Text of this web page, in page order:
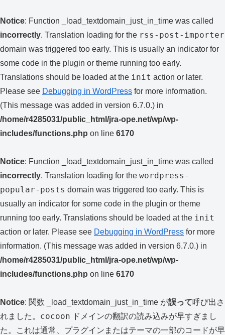
Notice: Function _load_textdomain_just_in_time was called
incorrectly. Translation loading for the rss-post-importer
domain was triggered too early. This is usually an indicator for
some code in the plugin or theme running too early.
Translations should be loaded at the init action or later.
Please see Debugging in WordPress for more information.
(This message was added in version 6.7.0.) in
/home/r4285031/public_html/jra-ope.net/wp/wp-
includes/functions.php on line 6170
Notice: Function _load_textdomain_just_in_time was called
incorrectly. Translation loading for the wordpress-
popular-posts domain was triggered too early. This is
usually an indicator for some code in the plugin or theme
running too early. Translations should be loaded at the init
action or later. Please see Debugging in WordPress for more
information. (This message was added in version 6.7.0.) in
/home/r4285031/public_html/jra-ope.net/wp/wp-
includes/functions.php on line 6170
Notice: 関数 _load_textdomain_just_in_time が誤って呼び出さ
れました。 cocoon ドメインの翻訳の読み込みが早すぎまし
た。これは通常、プラグインまたはテーマの一部のコードが早